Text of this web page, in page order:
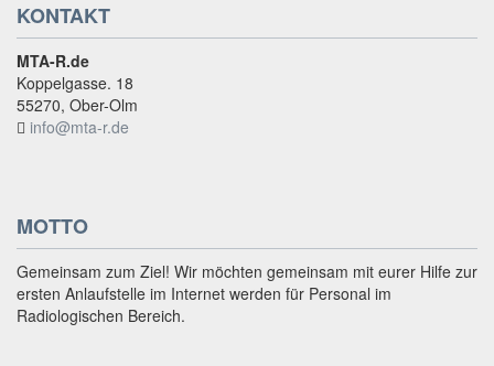
KONTAKT
MTA-R.de
Koppelgasse. 18
55270, Ober-Olm
info@mta-r.de
MOTTO
Gemeinsam zum Ziel! Wir möchten gemeinsam mit eurer Hilfe zur
ersten Anlaufstelle im Internet werden für Personal im
Radiologischen Bereich.